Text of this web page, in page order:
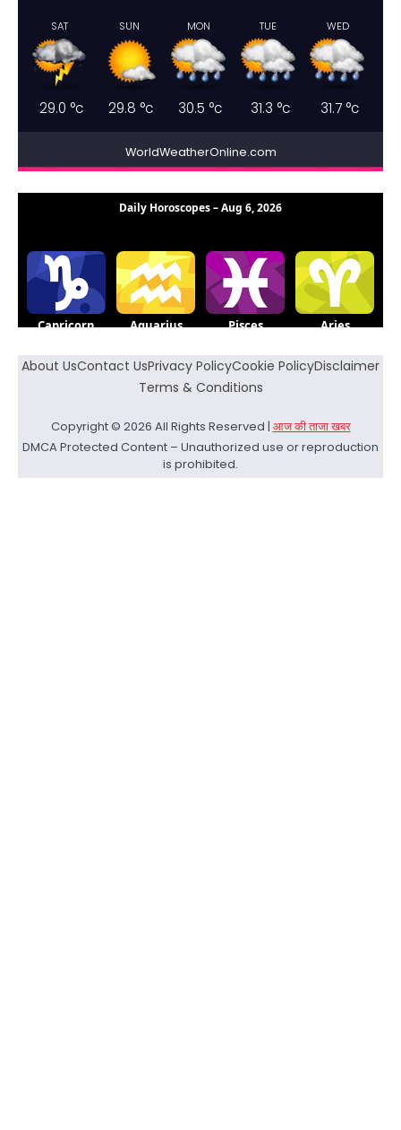
SAT
29.0 °c
SUN
29.8 °c
MON
30.5 °c
TUE
31.3 °c
WED
31.7°c
WorldWeatherOnline.com
About UsContact UsPrivacy PolicyCookie PolicyDisclaimer
Terms & Conditions
Copyright © 2026 All Rights Reserved | आज की ताजा खबर
DMCA Protected Content – Unauthorized use or reproduction
is prohibited.